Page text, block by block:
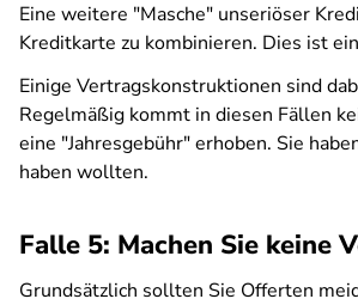
Eine weitere "Masche" unseriöser
Kreditkarte zu kombinieren. Dies ist
Einige Vertragskonstruktionen sind
Regelmäßig kommt in diesen Fällen
eine "Jahresgebühr" erhoben. Sie
haben wollten.
Falle 5: Machen Sie keine
Grundsätzlich sollten Sie Offerten